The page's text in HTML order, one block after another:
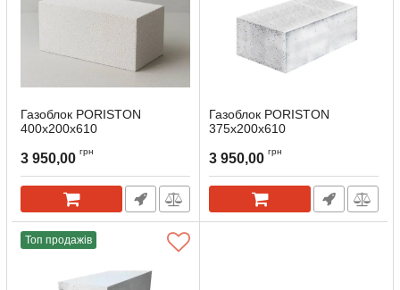
Газоблок PORISTON
400x200x610
3 950,00 грн
Газоблок PORISTON
375х200х610
3 950,00 грн
Топ продажів